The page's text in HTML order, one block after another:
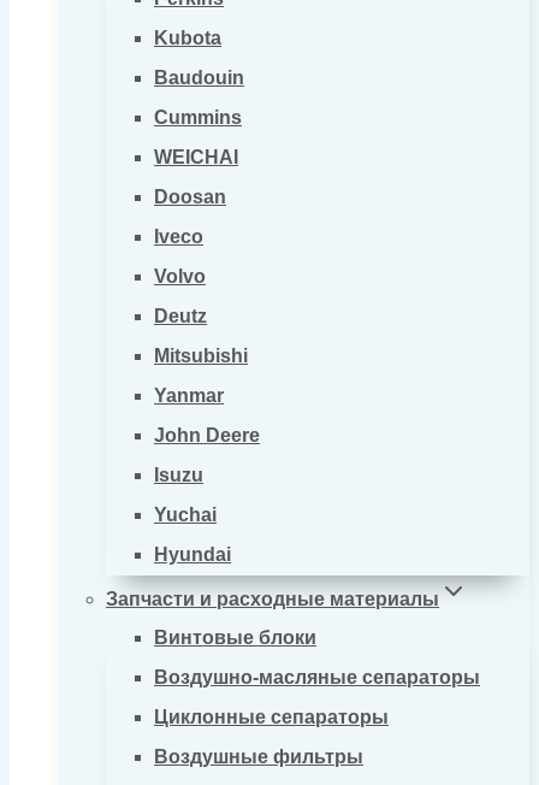
Kubota
Baudouin
Cummins
WEICHAI
Doosan
Iveco
Volvo
Deutz
Mitsubishi
Yanmar
John Deere
Isuzu
Yuchai
Hyundai
Запчасти и расходные материалы
Винтовые блоки
Воздушно-масляные сепараторы
Циклонные сепараторы
Воздушные фильтры